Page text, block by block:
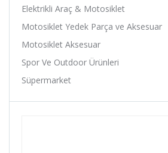
Baby Hope
Baradine
Elektrikli Araç & Motosiklet
Motosiklet Yedek Parça ve Aksesuar
Motosiklet Aksesuar
Spor Ve Outdoor Ürünleri
Süpermarket